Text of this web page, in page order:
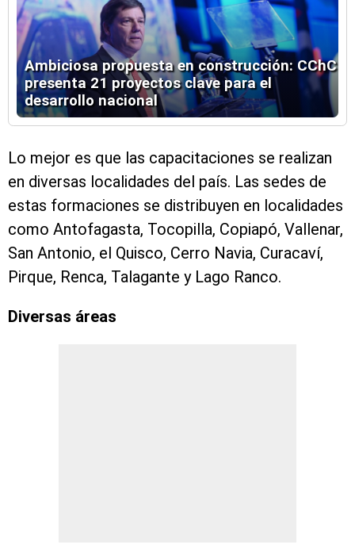
Ambiciosa propuesta en construcción: CChC
presenta 21 proyectos clave para el
desarrollo nacional
Lo mejor es que las capacitaciones se realizan
en diversas localidades del país. Las sedes de
estas formaciones se distribuyen en localidades
como Antofagasta, Tocopilla, Copiapó, Vallenar,
San Antonio, el Quisco, Cerro Navia, Curacaví,
Pirque, Renca, Talagante y Lago Ranco.
Diversas áreas